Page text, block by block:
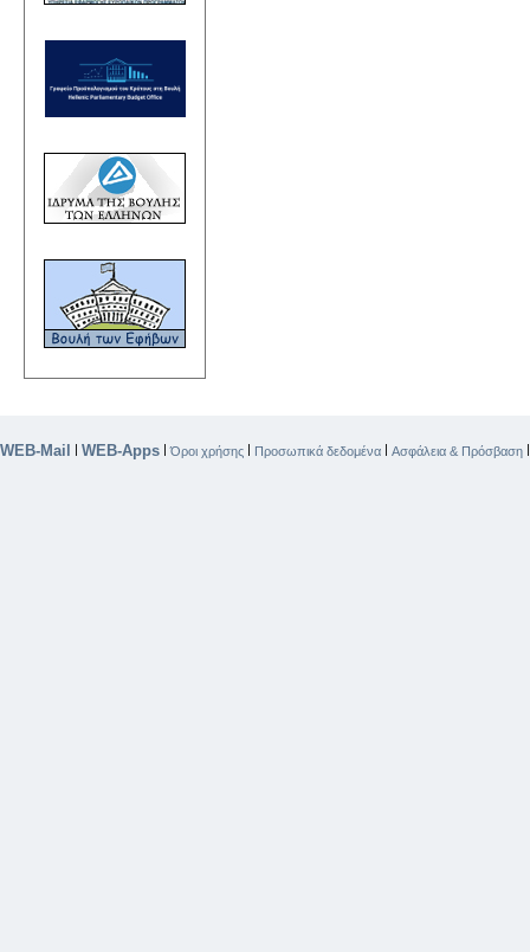
WEB-Mail WEB-Apps |Όροι χρήσης Προσωπικά δεδομένα Ασφάλεια & Πρόσβαση